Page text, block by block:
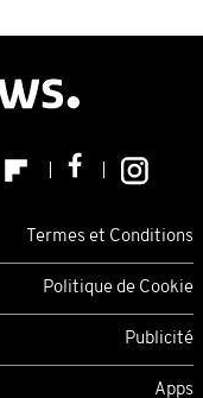
Termes et Conditions
Politique de Cookie
Publicité
Apps